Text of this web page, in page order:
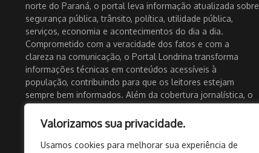
Valorizamos sua privacidade.
Usamos cookies para melhorar sua experiência de
norte do Paraná, o portal leva informação atualizada sobre
segurança pública, trânsito, política, utilidade pública,
serviços, economia e acontecimentos do dia a dia.
Comprometido com a veracidade dos fatos e com a
clareza na comunicação, o Portal Londrina transforma
informações técnicas em conteúdos acessíveis à
população, contribuindo para que os leitores estejam
sempre bem informados. Além da cobertura jornalística, o
portal também atua como um importante canal de
divulgação para empresas, eventos e iniciativas locais,
fortalecendo o comércio e a economia regional. Com
presença ativa nas redes sociais e atualização constante, o